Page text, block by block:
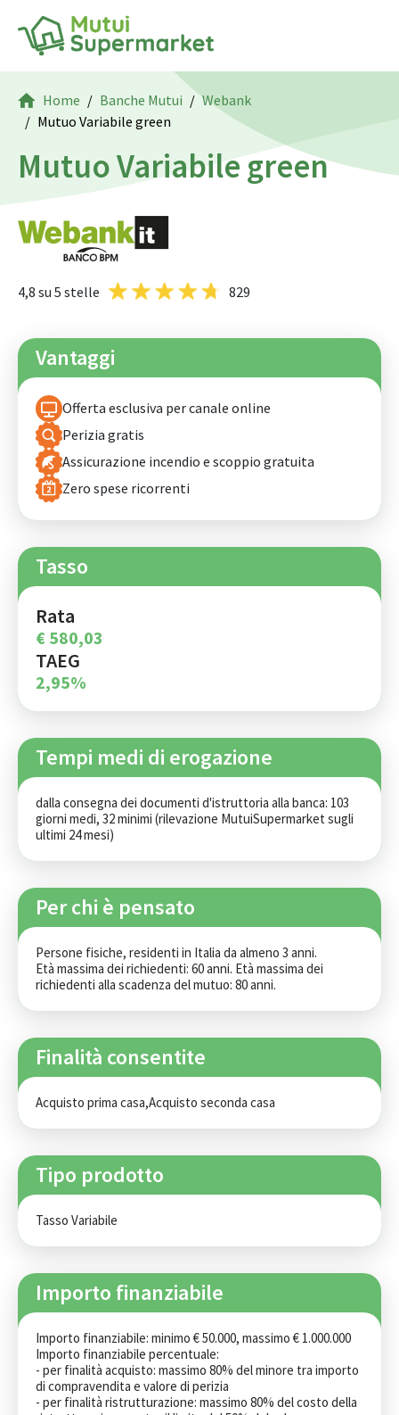
Home Banche Mutui
Webank
Mutuo Variabile green
Mutuo Variabile green
4,8 su 5 stelle 829
Vantaggi
Offerta esclusiva per canale online
Perizia gratis
Assicurazione incendio e scoppio gratuita
Zero spese ricorrenti
Tasso
Rata
€ 580,03
TAEG
2,95%
Tempi medi di erogazione
dalla consegna dei documenti d'istruttoria alla banca: 103
giorni medi, 32 minimi (rilevazione MutuiSupermarket sugli
ultimi 24 mesi)
Per chi è pensato
Persone fisiche, residenti in Italia da almeno 3 anni.
Età massima dei richiedenti: 60 anni. Età massima dei
richiedenti alla scadenza del mutuo: 80 anni.
Finalità consentite
Acquisto prima casa,Acquisto seconda casa
Tipo prodotto
Tasso Variabile
Importo finanziabile
Importo finanziabile: minimo € 50.000, massimo € 1.000.000
Importo finanziabile percentuale:
- per finalità acquisto: massimo 80% del minore tra importo
di compravendita e valore di perizia
- per finalità ristrutturazione: massimo 80% del costo della